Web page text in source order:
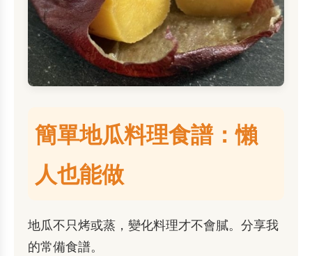
簡單地瓜料理食譜：懶
人也能做
地瓜不只烤或蒸，變化料理才不會膩。分享我
的常備食譜。